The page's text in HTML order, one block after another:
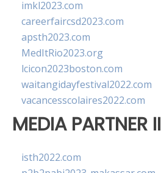
imkl2023.com
careerfaircsd2023.com
apsth2023.com
MedItRio2023.org
lcicon2023boston.com
waitangidayfestival2022.com
vacancesscolaires2022.com
MEDIA PARTNER II
isth2022.com